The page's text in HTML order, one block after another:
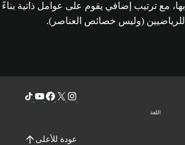
بها، مع ترتيب إضافي يقوم على عوامل ذاتية بناءً
للرياضيين (وليس خصائص العناصر).
اللغة
عودة للأعلى